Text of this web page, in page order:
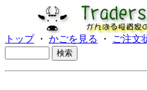
トップ・ かごを見る ・ ご注文